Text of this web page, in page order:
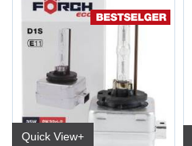
Quick View+